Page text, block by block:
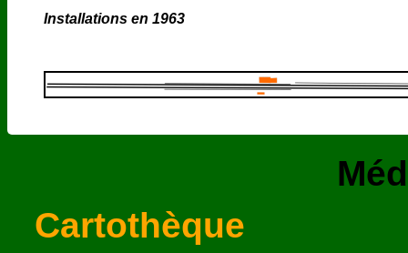
Installations en 1963
Cartothèque